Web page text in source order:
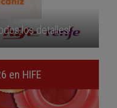
los detalles!
en HIFE